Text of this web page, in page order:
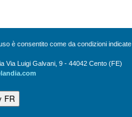
è consentito come da condizioni indicate
Via Luigi Galvani, 9 - 44042 Cento (FE)
FR